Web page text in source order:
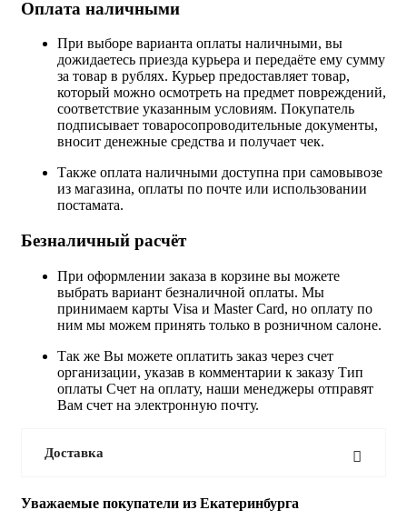
Оплата наличными
При выборе варианта оплаты наличными, вы
дожидаетесь приезда курьера и передаёте ему сумму
за товар в рублях. Курьер предоставляет товар,
который можно осмотреть на предмет повреждений,
соответствие указанным условиям. Покупатель
подписывает товаросопроводительные документы,
вносит денежные средства и получает чек.
Также оплата наличными доступна при самовывозе
из магазина, оплаты по почте или использовании
постамата.
Безналичный расчёт
При оформлении заказа в корзине вы можете
выбрать вариант безналичной оплаты. Мы
принимаем карты Visa и Master Card, но оплату по
ним мы можем принять только в розничном салоне.
Так же Вы можете оплатить заказ через счет
организации, указав в комментарии к заказу Тип
оплаты Счет на оплату, наши менеджеры отправят
Вам счет на электронную почту.
Доставка
Уважаемые покупатели из Екатеринбурга